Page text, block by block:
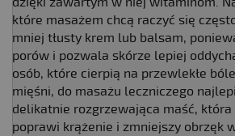
które masażem chcą raczyć się
mniej tłusty krem lub balsam,
porów i pozwala skórze lepiej
osób, które cierpią na przewlekłe
mięśni, do masażu leczniczego
delikatnie rozgrzewająca maść,
poprawi krążenie i zmniejszy obrzęk